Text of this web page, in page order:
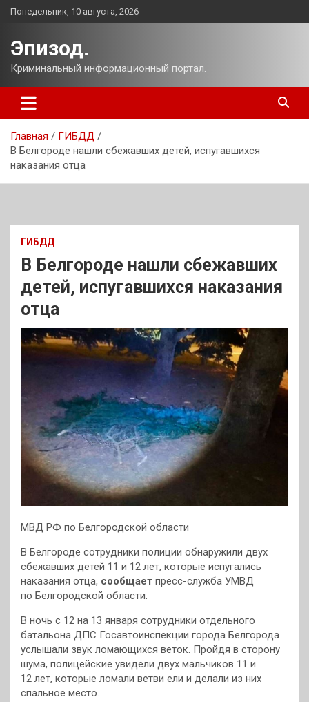
Перейти
Понедельник, 10 августа, 2026
Эпизод.
Криминальный информационный портал.
Главная
ГИБДД
В Белгороде нашли сбежавших детей, испугавшихся
наказания отца
ГИБДД
В Белгороде нашли сбежавших
детей, испугавшихся наказания
отца
МВД РФ по Белгородской области
В Белгороде сотрудники полиции обнаружили двух
сбежавших детей 11 и 12 лет, которые испугались
наказания отца, сообщает пресс-служба УМВД
по Белгородской области.
В ночь с 12 на 13 января сотрудники отдельного
батальона ДПС Госавтоинспекции города Белгорода
услышали звук ломающихся веток. Пройдя в сторону
шума, полицейские увидели двух мальчиков 11 и
12 лет, которые ломали ветви ели и делали из них
спальное место.